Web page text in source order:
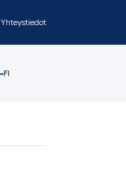
Yhteystiedot
FI